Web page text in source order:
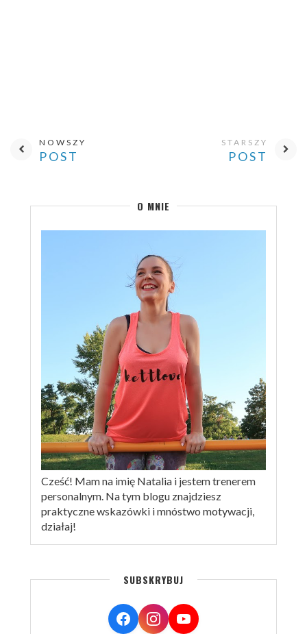
NOWSZY
POST
STARSZY
POST
O MNIE
Cześć! Mam na imię Natalia i jestem trenerem
personalnym. Na tym blogu znajdziesz
praktyczne wskazówki i mnóstwo motywacji,
działaj!
SUBSKRYBUJ